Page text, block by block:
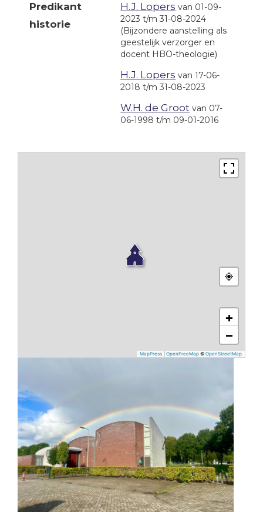
Predikant
historie
H.J. Lopers van 01-09-
2023 t/m 31-08-2024
(Bijzondere aanstelling als
geestelijk verzorger en
docent HBO-theologie)
H.J. Lopers van 17-06-
2018 t/m 31-08-2023
W.H. de Groot van 07-
06-1998 t/m 09-01-2016
+
−
MapPress OpenFreeMap© OpenStreetMap